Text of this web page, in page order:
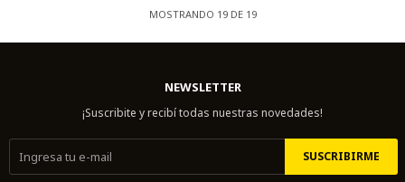
MOSTRANDO 19DE 19
NEWSLETTER
¡Suscribite y recibí todas nuestras novedades!
SUSCRIBIRME